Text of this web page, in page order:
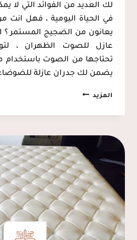
لك العديد من الفوائد التي لا
في الحياة اليومية ، فهل انت
يعانون من الضجيج المستمر ؟
عازل للصوت الظهران ،
تحتاجها من الصوت باستخدام
يضمن لك جدران عازلة
المزيدتركيب
للجدران
القطيف
ت:
0537128631
جدار
عازل
للصوت
الظهران